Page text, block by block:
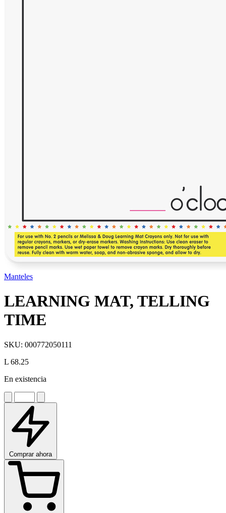
Manteles
LEARNING MAT, TELLING
TIME
SKU: 000772050111
L 68.25
En existencia
Comprar ahora